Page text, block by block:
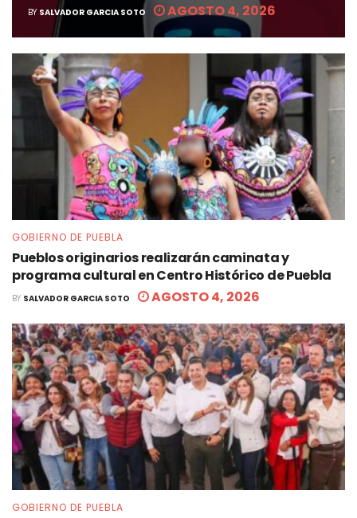
BY SALVADOR GARCIA SOTO AGOSTO 4, 2026
GOBIERNO DE PUEBLA
Pueblos originarios realizarán caminata y
programa cultural en Centro Histórico de Puebla
BY SALVADOR GARCIA SOTO AGOSTO 4, 2026
GOBIERNO DE PUEBLA